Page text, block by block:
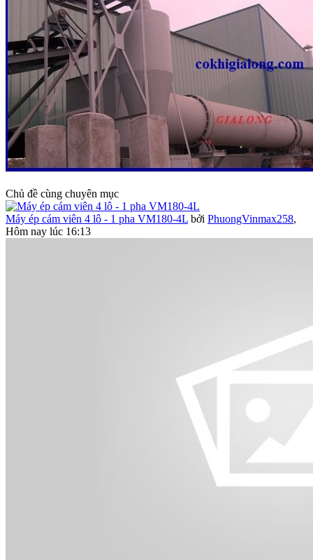
Chủ đề cùng chuyên mục
Máy ép cám viên 4 lô - 1 pha VM180-4L bởi PhuongVinmax258,
Hôm nay lúc 16:13